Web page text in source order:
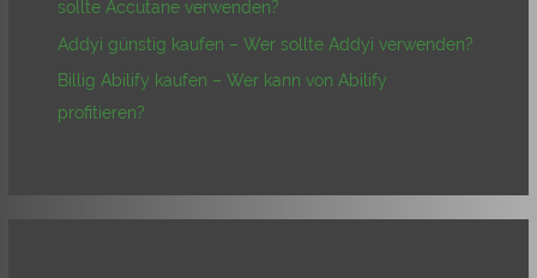
sollte Accutane verwenden?
Addyi günstig kaufen – Wer sollte Addyi verwenden?
Billig Abilify kaufen – Wer kann von Abilify
profitieren?